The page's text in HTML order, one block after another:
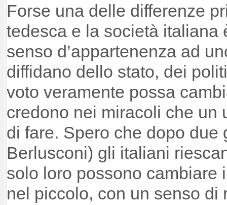
Forse una delle differenze
tedesca e la società italiana
senso d’appartenenza ad
diffidano dello stato, dei
voto veramente possa
credono nei miracoli che un
di fare. Spero che dopo
Berlusconi) gli italiani
solo loro possono cambiare
nel piccolo, con un senso di